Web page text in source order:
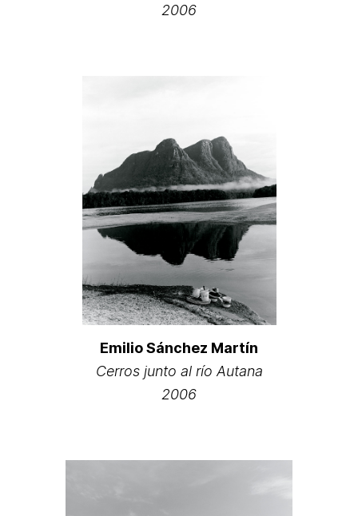
2006
Emilio Sánchez Martín
Cerros junto al río Autana
2006